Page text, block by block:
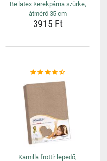
Bellatex Kerekpárna szürke,
átmérő 35 cm
3915 Ft
Kamilla frottír lepedő,